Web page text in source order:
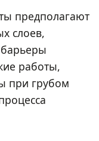
предполагают
слоев,
работы,
при грубом